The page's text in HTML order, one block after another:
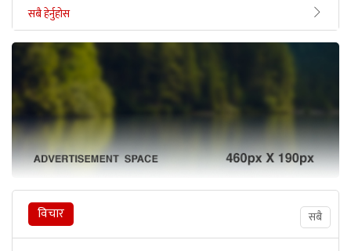
सबै हेर्नुहोस
विचार सबै